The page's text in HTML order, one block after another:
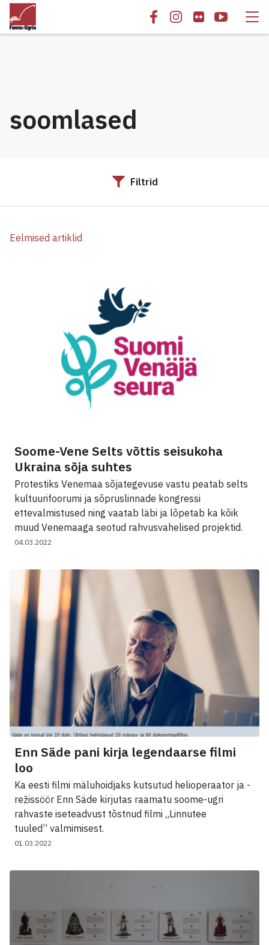
soomlased
Filtrid
Eelmised artiklid
Soome-Vene Selts võttis seisukoha
Ukraina sõja suhtes
Protestiks Venemaa sõjategevuse vastu peatab selts
kultuurifoorumi ja sõpruslinnade kongressi
ettevalmistused ning vaatab läbi ja lõpetab ka kõik
muud Venemaaga seotud rahvusvahelised projektid.
04.03.2022
Enn Säde pani kirja legendaarse filmi
loo
Ka eesti filmi mäluhoidjaks kutsutud helioperaator ja -
režissöör Enn Säde kirjutas raamatu soome-ugri
rahvaste iseteadvust tõstnud filmi „Linnutee
tuuled” valmimisest.
01.03.2022